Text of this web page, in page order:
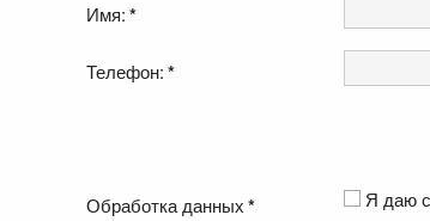
Имя:*
Телефон:*
Обработка данных* Я даю